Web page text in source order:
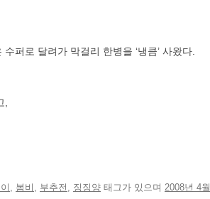
퍼로 달려가 막걸리 한병을 ‘냉큼’ 사왔다.
, 봄비 , 부추전 , 징징양 태그가 있으며 2008년 4월